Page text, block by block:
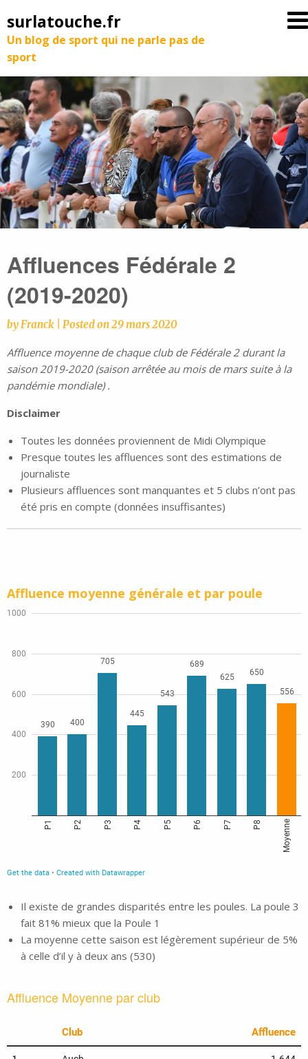
surlatouche.fr
Un blog de sport qui ne parle pas de
sport
Affluences Fédérale 2
(2019-2020)
by Franck Posted on29 mars 2020
Affluence moyenne de chaque club de Fédérale 2 durant la
saison 2019-2020 (saison arrêtée au mois de mars suite à la
pandémie mondiale) .
Disclaimer
Toutes les données proviennent de Midi Olympique
Presque toutes les affluences sont des estimations de
journaliste
Plusieurs affluences sont manquantes et 5 clubs n’ont pas
été pris en compte (données insuffisantes)
Affluence moyenne générale et par poule
Il existe de grandes disparités entre les poules. La poule 3
fait 81% mieux que la Poule 1
La moyenne cette saison est légèrement supérieur de 5%
à celle d’il y à deux ans (530)
Affluence Moyenne par club